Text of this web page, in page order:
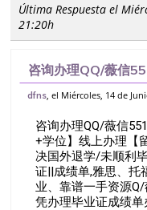
Última Respuesta el
21:20h
咨询办理QQ/薇信
大学【学历+学位】
毕业/成绩不理想，
dfns , el Miércoles, 14 de
咨询办理QQ/薇信
+学位】线上办理【
决国外退学/未顺利
证||成绩单,雅思、托
业、靠谱一手资源
凭办理毕业证成绩